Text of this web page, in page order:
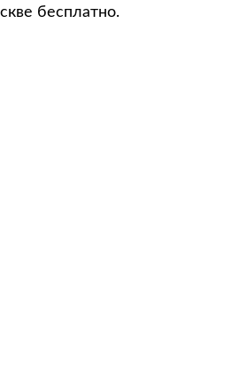
бесплатно.